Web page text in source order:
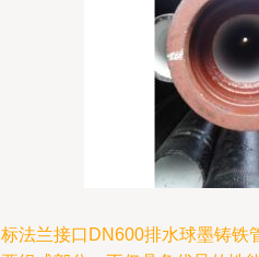
法兰接口DN600排水球墨铸铁